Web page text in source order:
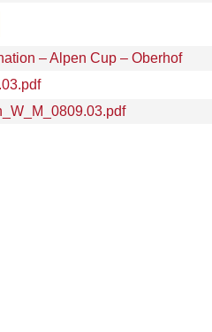
– Alpen Cup – Oberhof